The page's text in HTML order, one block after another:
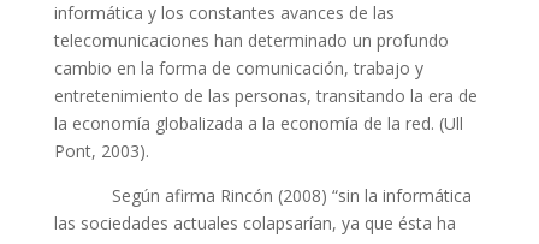
informática y los constantes avances de las
telecomunicaciones han determinado un profundo
cambio en la forma de comunicación, trabajo y
entretenimiento de las personas, transitando la era de
la economía globalizada a la economía de la red. (Ull
Pont, 2003).
Según afirma Rincón (2008) “sin la informática
las sociedades actuales colapsarían, ya que ésta ha